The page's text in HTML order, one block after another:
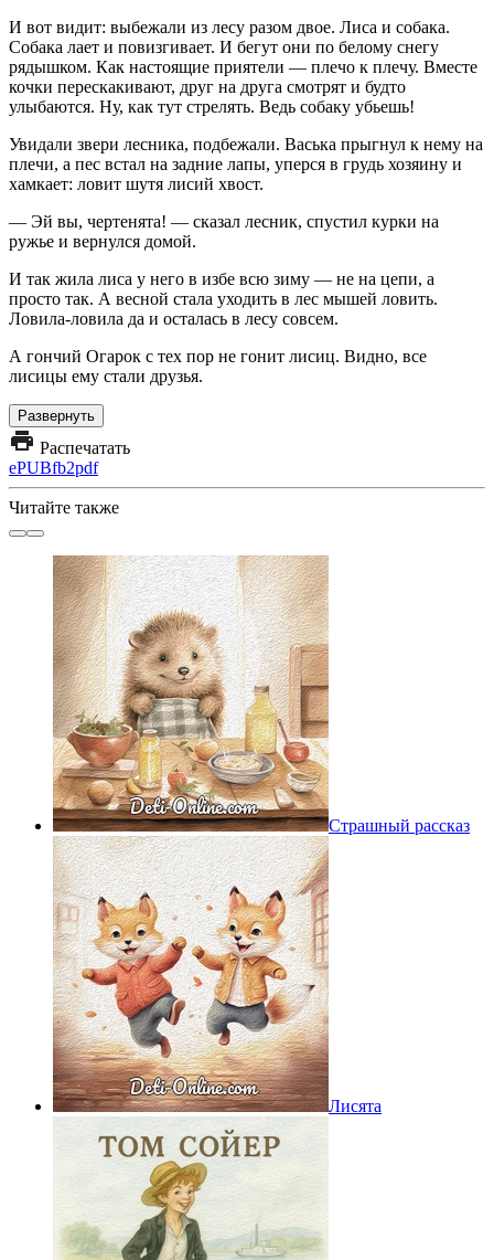
И вот видит: выбежали из лесу разом двое. Лиса и собака.
Собака лает и повизгивает. И бегут они по белому снегу
рядышком. Как настоящие приятели — плечо к плечу. Вместе
кочки перескакивают, друг на друга смотрят и будто
улыбаются. Ну, как тут стрелять. Ведь собаку убьешь!
Увидали звери лесника, подбежали. Васька прыгнул к нему на
плечи, а пес встал на задние лапы, уперся в грудь хозяину и
хамкает: ловит шутя лисий хвост.
— Эй вы, чертенята! — сказал лесник, спустил курки на
ружье и вернулся домой.
И так жила лиса у него в избе всю зиму — не на цепи, а
просто так. А весной стала уходить в лес мышей ловить.
Ловила-ловила да и осталась в лесу совсем.
А гончий Огарок с тех пор не гонит лисиц. Видно, все
лисицы ему стали друзья.
Развернуть
Распечатать
ePUBfb2pdf
Читайте также
Страшный рассказ
Лисята